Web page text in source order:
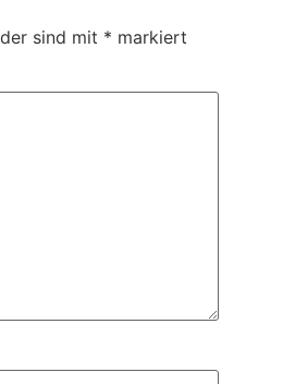
sind mit * markiert